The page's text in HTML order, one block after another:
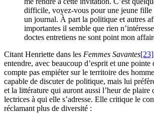
difficile, voyez-vous pour une jeune fille
un journal. À part la politique et autres
importantes il semble que rien
doctes entretiens ne sont point mon
Citant Henriette dans les Femmes Savantes[23]
entendre, avec beaucoup d’esprit et une pointe
compte pas empiéter sur le territoire des
capable de discuter de politique, mais lui
et la littérature qui auront aussi l’heur de plaire
lectrices à qui elle s’adresse. Elle critique le
réclamant plus de diversité :